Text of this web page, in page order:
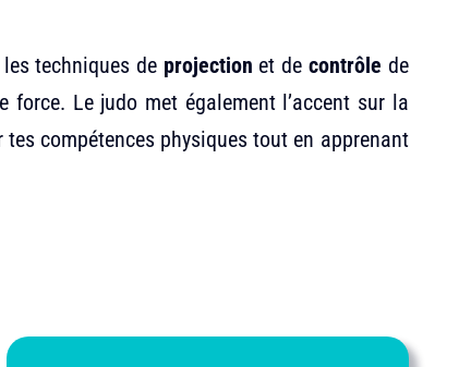
techniques de projection et de contrôle de
force. Le judo met également l’accent sur la
compétences physiques tout en apprenant